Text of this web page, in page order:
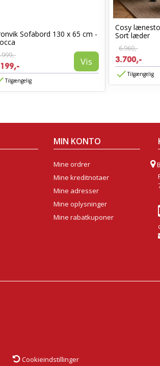
Sofabord 130 x 65 cm -
Vis
Tilgængelig
Cosy
Sort læder
6.960,-
3.700,-
Tilgængelig
Cookieindstillinger
MIN KONTO
Mine ordrer
Mine kreditnotaer
Mine adresser
Mine oplysninger
Mine rabatkuponer